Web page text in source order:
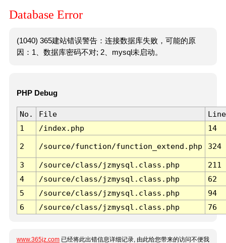
Database Error
(1040) 365建站错误警告：连接数据库失败，可能的原
因：1、数据库密码不对; 2、mysql未启动。
PHP Debug
No. File
Line
1
/index.php 14
2 /source/function/function_extend.php 324
3 /source/class/jzmysql.class.php
211
4
/source/class/jzmysql.class.php
62
5
/source/class/jzmysql.class.php
94
6
/source/class/jzmysql.class.php 76
www.365jz.com 已经将此出错信息详细记录, 由此给您带来的访问不便我